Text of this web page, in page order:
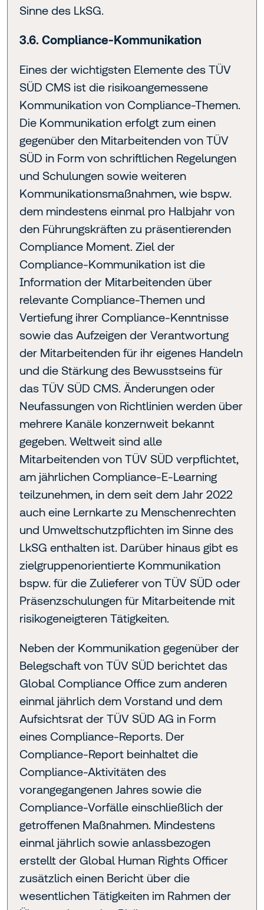
Sinne des LkSG.
3.6. Compliance-Kommunikation
Eines der wichtigsten Elemente des TÜV
SÜD CMS ist die risikoangemessene
Kommunikation von Compliance-Themen.
Die Kommunikation erfolgt zum einen
gegenüber den Mitarbeitenden von TÜV
SÜD in Form von schriftlichen Regelungen
und Schulungen sowie weiteren
Kommunikationsmaßnahmen, wie bspw.
dem mindestens einmal pro Halbjahr von
den Führungskräften zu präsentierenden
Compliance Moment. Ziel der
Compliance-Kommunikation ist die
Information der Mitarbeitenden über
relevante Compliance-Themen und
Vertiefung ihrer Compliance-Kenntnisse
sowie das Aufzeigen der Verantwortung
der Mitarbeitenden für ihr eigenes Handeln
und die Stärkung des Bewusstseins für
das TÜV SÜD CMS. Änderungen oder
Neufassungen von Richtlinien werden über
mehrere Kanäle konzernweit bekannt
gegeben. Weltweit sind alle
Mitarbeitenden von TÜV SÜD verpflichtet,
am jährlichen Compliance-E-Learning
teilzunehmen, in dem seit dem Jahr 2022
auch eine Lernkarte zu Menschenrechten
und Umweltschutzpflichten im Sinne des
LkSG enthalten ist. Darüber hinaus gibt es
zielgruppenorientierte Kommunikation
bspw. für die Zulieferer von TÜV SÜD oder
Präsenzschulungen für Mitarbeitende mit
risikogeneigteren Tätigkeiten.
Neben der Kommunikation gegenüber der
Belegschaft von TÜV SÜD berichtet das
Global Compliance Office zum anderen
einmal jährlich dem Vorstand und dem
Aufsichtsrat der TÜV SÜD AG in Form
eines Compliance-Reports. Der
Compliance-Report beinhaltet die
Compliance-Aktivitäten des
vorangegangenen Jahres sowie die
Compliance-Vorfälle einschließlich der
getroffenen Maßnahmen. Mindestens
einmal jährlich sowie anlassbezogen
erstellt der Global Human Rights Officer
zusätzlich einen Bericht über die
wesentlichen Tätigkeiten im Rahmen der